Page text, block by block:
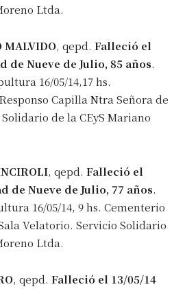
Ltda.
MALVIDO, qepd. Falleció el
de Nueve de Julio, 85 años.
16/05/14,17 hs.
Capilla Ntra Señora de
de la CEyS Mariano
, qepd. Falleció el
de Nueve de Julio, 77 años.
16/05/14, 9 hs. Cementerio
Velatorio. Servicio Solidario
Ltda.
, qepd. Falleció el 13/05/14